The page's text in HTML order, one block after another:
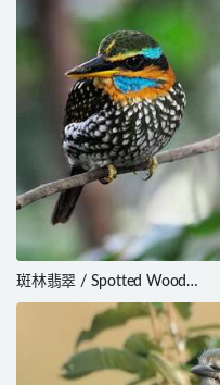
斑林翡翠 / Spotted Wood
Kingfisher / Actenoides lindsayi